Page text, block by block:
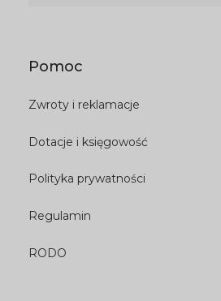
Pomoc
Zwroty i reklamacje
Dotacje i księgowość
Polityka prywatności
Regulamin
RODO